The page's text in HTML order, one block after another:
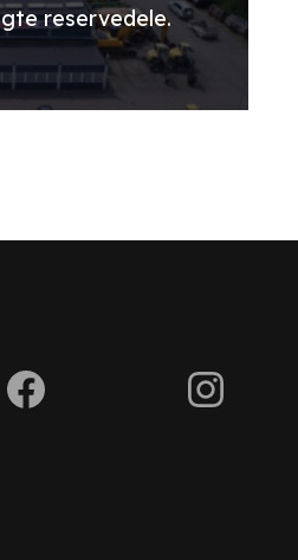
reservedele.